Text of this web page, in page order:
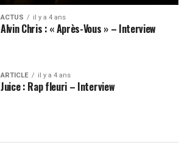
ACTUS il y a 4 ans
Alvin Chris : « Après-Vous » – Interview
ARTICLE il y a 4 ans
Juice : Rap fleuri – Interview